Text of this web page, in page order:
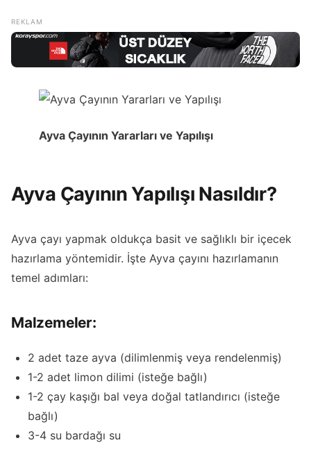
Ayva Çayının Yararları ve Yapılışı
Ayva Çayının Yapılışı Nasıldır?
Ayva çayı yapmak oldukça basit ve sağlıklı bir içecek
hazırlama yöntemidir. İşte Ayva çayını hazırlamanın
temel adımları:
Malzemeler:
2 adet taze ayva (dilimlenmiş veya rendelenmiş)
1-2 adet limon dilimi (isteğe bağlı)
1-2 çay kaşığı bal veya doğal tatlandırıcı (isteğe
bağlı)
3-4 su bardağı su